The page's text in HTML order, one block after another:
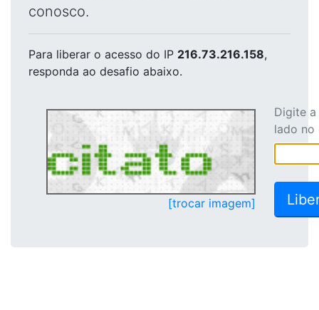
conosco.
Para liberar o acesso do IP 216.73.216.158,
responda ao desafio abaixo.
[trocar imagem]
Digite
lado no